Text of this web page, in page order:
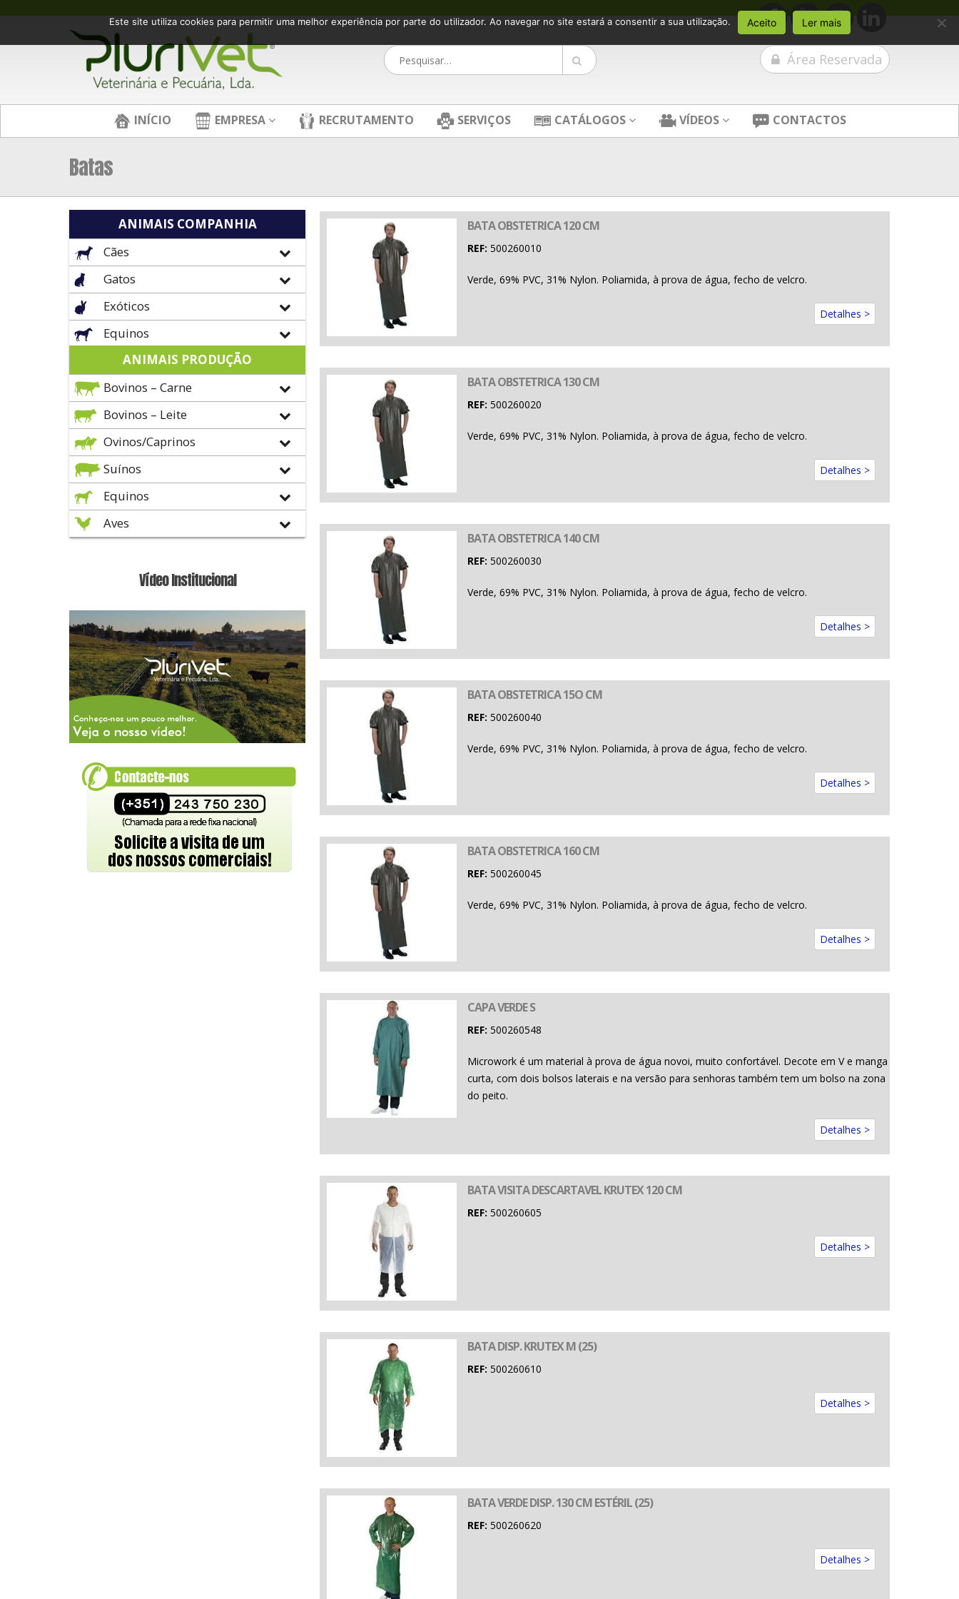
Área Reservada
INÍCIO EMPRESA RECRUTAMENTO SERVIÇOS CATÁLOGOS VÍDEOS CONTACTOS
Batas
BATA OBSTETRICA 120 CM
REF: 500260010
Verde, 69% PVC, 31% Nylon. Poliamida, à prova de água, fecho de velcro.
Detalhes >
BATA OBSTETRICA 130 CM
REF: 500260020
Verde, 69% PVC, 31% Nylon. Poliamida, à prova de água, fecho de velcro.
Detalhes >
BATA OBSTETRICA 140 CM
REF: 500260030
Verde, 69% PVC, 31% Nylon. Poliamida, à prova de água, fecho de velcro.
Detalhes >
BATA OBSTETRICA 15O CM
REF: 500260040
Verde, 69% PVC, 31% Nylon. Poliamida, à prova de água, fecho de velcro.
Detalhes >
BATA OBSTETRICA 160 CM
REF: 500260045
Verde, 69% PVC, 31% Nylon. Poliamida, à prova de água, fecho de velcro.
Detalhes >
CAPA VERDE S
REF: 500260548
Microwork é um material à prova de água novoi, muito confortável. Decote em V e manga
curta, com dois bolsos laterais e na versão para senhoras também tem um bolso na zona
do peito.
Detalhes >
BATA VISITA DESCARTAVEL KRUTEX 120 CM
REF: 500260605
Detalhes >
BATA DISP. KRUTEX M (25)
REF: 500260610
Detalhes >
BATA VERDE DISP. 130 CM ESTÉRIL (25)
REF: 500260620
Detalhes >
ANIMAIS COMPANHIA
Cães
Gatos
Exóticos
Equinos
ANIMAIS PRODUÇÃO
Bovinos – Carne
Bovinos – Leite
Ovinos/Caprinos
Suínos
Equinos
Aves
Vídeo Institucional
Este site utiliza cookies para permitir uma melhor experiência por parte do utilizador. Ao navegar no site estará a consentir a sua utilização. Aceito Ler mais